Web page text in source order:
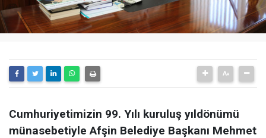
Cumhuriyetimizin 99. Yılı kuruluş yıldönümü
münasebetiyle Afşin Belediye Başkanı Mehmet